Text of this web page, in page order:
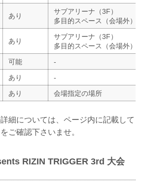
あり
サブアリーナ（3F）
多目的スペース（会場外）
あり
サブアリーナ（3F）
多目的スペース（会場外）
可能
-
あり
-
あり 会場指定の場所
細については、ページ内に記載して
ご確認下さいませ。
RIZIN TRIGGER 3rd 大会